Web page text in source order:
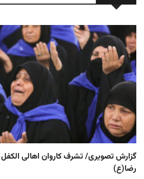
گزارش تصویری/ تشرف کاروان اهالی
رضا(ع)